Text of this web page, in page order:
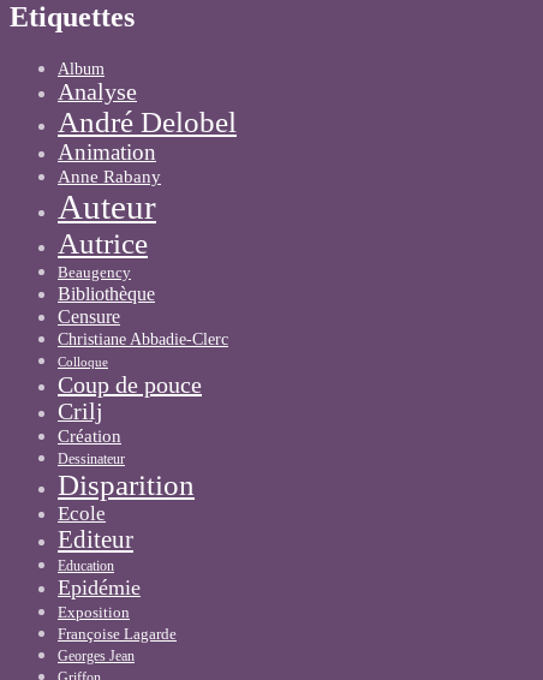
Etiquettes
Album
Analyse
André Delobel
Animation
Anne Rabany
Auteur
Autrice
Beaugency
Bibliothèque
Censure
Christiane Abbadie-Clerc
Colloque
Coup de pouce
Crilj
Création
Dessinateur
Disparition
Ecole
Editeur
Education
Epidémie
Exposition
Françoise Lagarde
Georges Jean